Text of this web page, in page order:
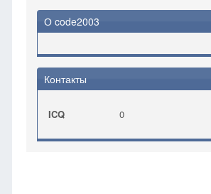
О code2003
Контакты
ICQ 0